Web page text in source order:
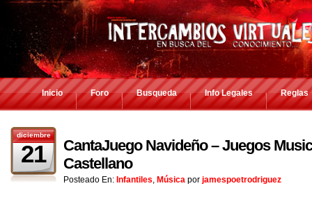
Inicio Foro Busqueda Info Legales Reglas
diciembre
21
CantaJuego Navideño – Juegos
Castellano
Posteado En: Infantiles, Música por jamespoetrodriguez